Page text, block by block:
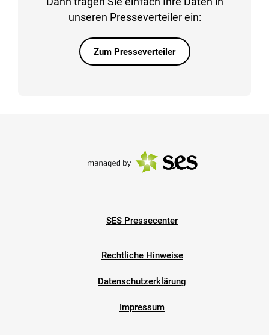
unseren Presseverteiler ein:
Zum Presseverteiler
SES Pressecenter
Rechtliche Hinweise
Datenschutzerklärung
Impressum